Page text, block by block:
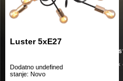
Opremljen kancelarijski
Kvadratura: 52
Luster 5xE27
Dodatno undefined
stanje: Novo